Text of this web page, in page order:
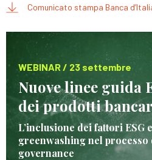
Comunicato stampa Banca
WEBINAR / 23 settembre
Nuove linee guida
dei prodotti
L’inclusione dei fattori ESG
greenwashing nel
governance